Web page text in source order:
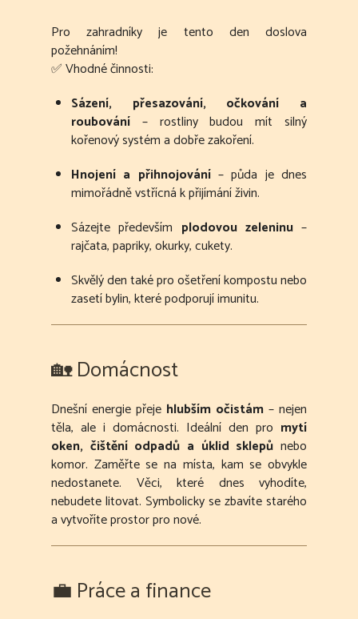
Pro zahradníky je tento den doslova
požehnáním!
✅ Vhodné činnosti:
Sázení, přesazování, očkování a
roubování – rostliny budou mít silný
kořenový systém a dobře zakoření.
Hnojení a přihnojování– půda je dnes
mimořádně vstřícná k přijímání živin.
Sázejte především plodovou zeleninu–
rajčata, papriky, okurky, cukety.
Skvělý den také pro ošetření kompostu nebo
zasetí bylin, které podporují imunitu.
🏡 Domácnost
Dnešní energie přeje hlubším očistám – nejen
těla, ale i domácnosti. Ideální den pro mytí
oken, čištění odpadů a úklid sklepů nebo
komor. Zaměřte se na místa, kam se obvykle
nedostanete. Věci, které dnes vyhodíte,
nebudete litovat. Symbolicky se zbavíte starého
a vytvoříte prostor pro nové.
💼 Práce a finance